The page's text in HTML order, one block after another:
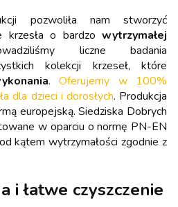
pozwoliła nam stworzyć
o bardzo wytrzymałej
liczne badania
kolekcji krzeseł, które
.Oferujemy w 100%
dla dzieci i dorosłych. Produkcja
europejską. Siedziska Dobrych
w oparciu o normę PN-EN
kątem wytrzymałości zgodnie z
i łatwe czyszczenie